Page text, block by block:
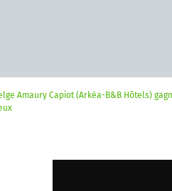
Amaury Capiot (Arkéa-B&B Hôtels)